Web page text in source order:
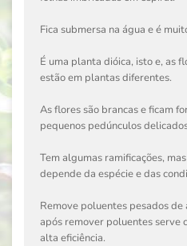
Fica submersa na água e é
É uma planta dióica, isto e, as
estão em plantas diferentes.
As flores são brancas e ficam
pequenos pedúnculos
Tem algumas ramificações,
depende da espécie e das
Remove poluentes pesados
após remover poluentes serve
alta eficiência.